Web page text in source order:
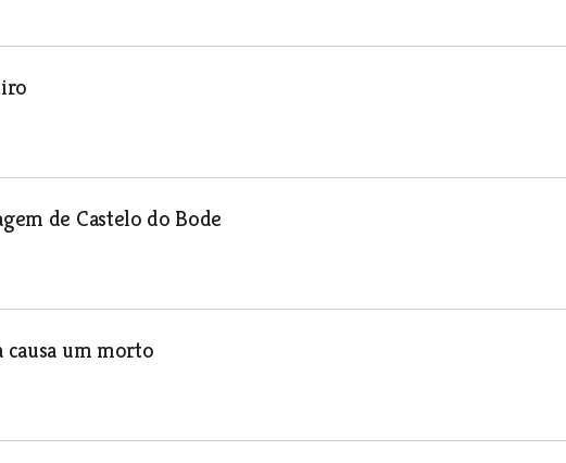
de Castelo do Bode
causa um morto